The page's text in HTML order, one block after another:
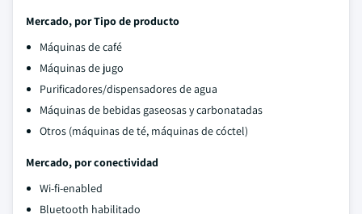
Mercado, porTipo de producto
Máquinas de café
Máquinas de jugo
Purificadores/dispensadores de agua
Máquinas de bebidas gaseosas y carbonatadas
Otros (máquinas de té, máquinas de cóctel)
Mercado, por conectividad
Wi-fi-enabled
Bluetooth habilitado